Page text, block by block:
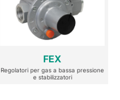
FEX
Regolatori per gas a bassa pressione
e stabilizzatori